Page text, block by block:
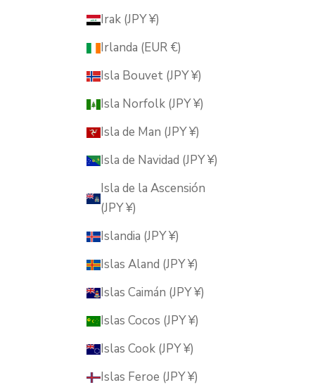
Irak (JPY ¥)
Irlanda (EUR €)
Isla Bouvet (JPY ¥)
Isla Norfolk (JPY ¥)
Isla de Man (JPY ¥)
Isla de Navidad (JPY ¥)
Isla de la Ascensión
(JPY ¥)
Islandia (JPY ¥)
Islas Aland (JPY ¥)
Islas Caimán (JPY ¥)
Islas Cocos (JPY ¥)
Islas Cook (JPY ¥)
Islas Feroe (JPY ¥)